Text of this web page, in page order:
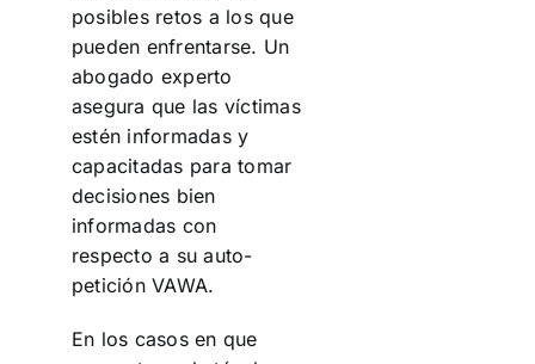
posibles retos a los que
pueden enfrentarse. Un
abogado experto
asegura que las víctimas
estén informadas y
capacitadas para tomar
decisiones bien
informadas con
respecto a su auto-
petición VAWA.
En los casos en que